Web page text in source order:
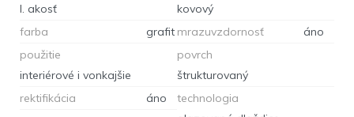
I. akosť
kovový
farba
grafit mrazuvzdornosť
áno
použitie
interiérové i vonkajšie
povrch
štrukturovaný
rektifikácia
áno
technologia